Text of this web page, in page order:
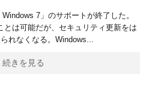
7」のサポートが終了した。
とは可能だが、セキュリティ更新をは
れなくなる。Windows...
続きを見る